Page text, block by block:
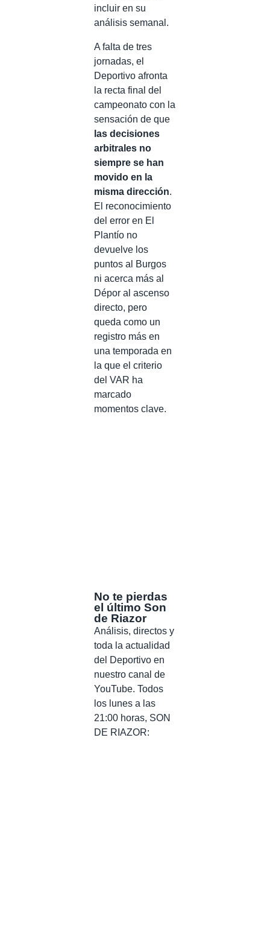
incluir en su
análisis semanal.
A falta de tres
jornadas, el
Deportivo afronta
la recta final del
campeonato con la
sensación de que
las decisiones
arbitrales no
siempre se han
movido en la
misma dirección.
El reconocimiento
del error en El
Plantío no
devuelve los
puntos al Burgos
ni acerca más al
Dépor al ascenso
directo, pero
queda como un
registro más en
una temporada en
la que el criterio
del VAR ha
marcado
momentos clave.
No te pierdas
el último Son
de Riazor
Análisis, directos y
toda la actualidad
del Deportivo en
nuestro canal de
YouTube. Todos
los lunes a las
21:00 horas, SON
DE RIAZOR: